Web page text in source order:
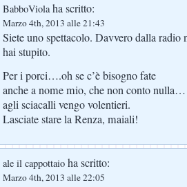
BabboViolaha scritto:
Marzo 4th, 2013 alle 21:43
Siete uno spettacolo. Davvero dalla radio
hai stupito.
Per i porci….oh se c’è bisogno fate
anche a nome mio, che non conto nulla…
agli sciacalli vengo volentieri.
Lasciate stare la Renza, maiali!
ale il cappottaio ha scritto:
Marzo 4th, 2013 alle 22:05